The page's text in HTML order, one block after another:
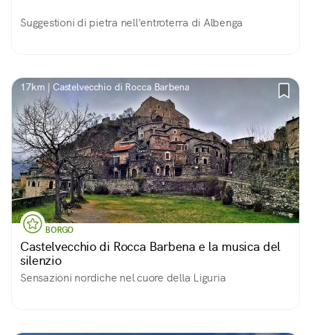
Suggestioni di pietra nell'entroterra di Albenga
17km | Castelvecchio di Rocca Barbena
BORGO
Castelvecchio di Rocca Barbena e la musica del
silenzio
Sensazioni nordiche nel cuore della Liguria